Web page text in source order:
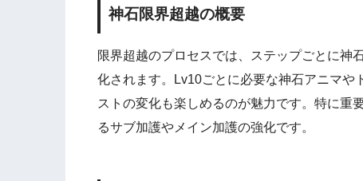
神石限界超越の概要
限界超越のプロセスでは、ステップごとに神
化されます。Lv10ごとに必要な神石アニマや
ストの変化も楽しめるのが魅力です。特に重
るサブ加護やメイン加護の強化です。